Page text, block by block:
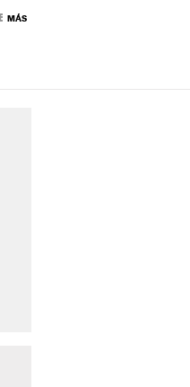
Eclipse solar mapa
MÁS